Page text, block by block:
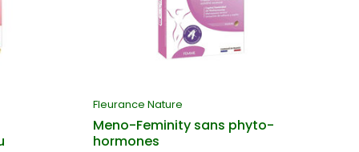
Fleurance Nature
Meno-Feminity sans phyto-
hormones